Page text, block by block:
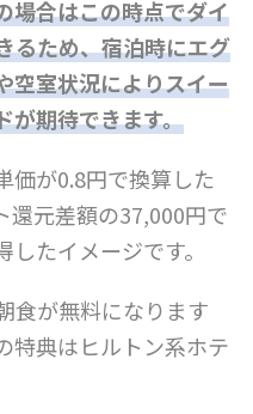
場合はこの時点でダイ
るため、宿泊時にエグ
空室状況によりスイー
が期待できます。
価が0.8円で換算した
還元差額の37,000円で
たイメージです。
食が無料になります
特典はヒルトン系ホテ